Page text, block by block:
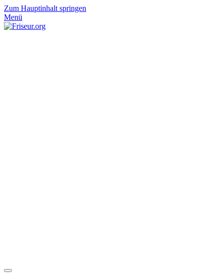
Zum Hauptinhalt springen
Menü